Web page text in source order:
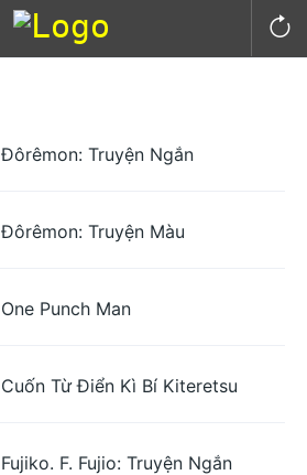
Đôrêmon: Truyện Ngắn
Đôrêmon: Truyện Màu
One Punch Man
Cuốn Từ Điển Kì Bí Kiteretsu
Fujiko. F. Fujio: Truyện Ngắn